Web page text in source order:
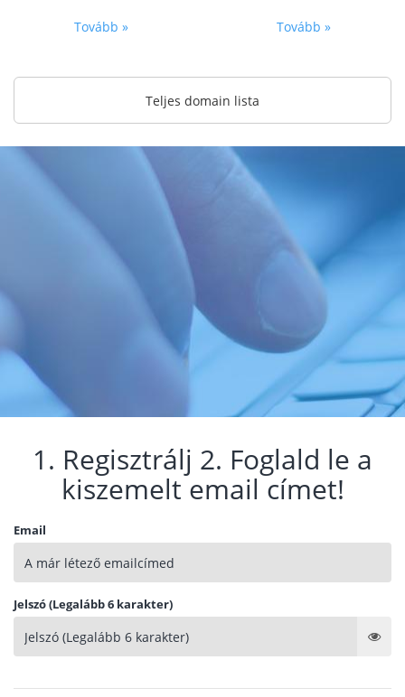
Tovább » Tovább »
Teljes domain lista
1. Regisztrálj 2. Foglald le a
kiszemelt email címet!
Email
Jelszó (Legalább 6 karakter)